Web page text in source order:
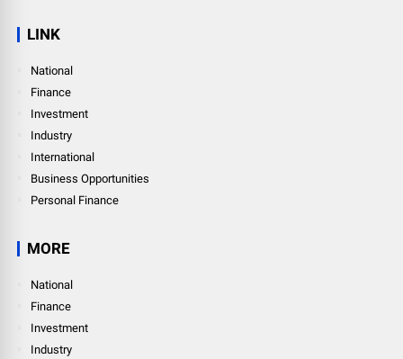
LINK
National
Finance
Investment
Industry
International
Business Opportunities
Personal Finance
MORE
National
Finance
Investment
Industry